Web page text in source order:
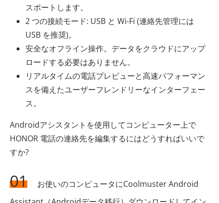
スポートします。
2 つの接続モード: USB と Wi-Fi (連絡先管理には
USB を推奨)。
安全なオフライン操作。データをクラウドにアップ
ロードする必要はありません。
リアルタイムの電話プレビューと高速パフォーマン
スを備えたユーザーフレンドリーなインターフェー
ス。
Androidアシスタントを使用してコンピューター上で
HONOR 電話の連絡先を編集するにはどうすればいいで
すか?
01
お使いのコンピュータにCoolmuster Android